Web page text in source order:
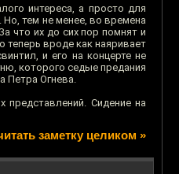
интереса, а просто для
тем не менее, во времена
что их до сих пор помнят и
вроде как наяривает
и его на концерте не
которого седые предания
Петра Огнева.
Сидение на
заметку целиком »